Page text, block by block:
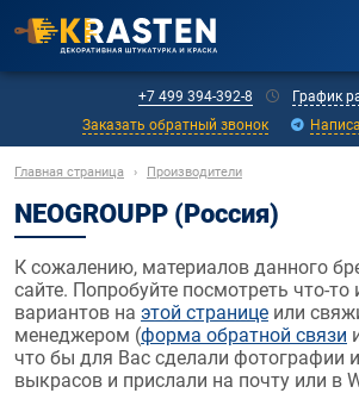
+7 499 394-392-8
График
Заказать обратный звонок
Главная страница › Производители
NEOGROUPP (Россия)
К сожалению, материалов данного
сайте. Попробуйте посмотреть что-
вариантов на этой странице или
менеджером (форма обратной связи
что бы для Вас сделали фотографии
выкрасов и прислали на почту или в